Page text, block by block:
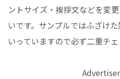
ントサイズ・挨拶文などを変
いです。サンプルではふざけ
いっていますので必ず二重チェ